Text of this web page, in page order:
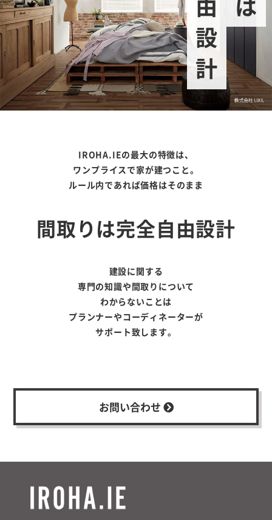
IROHA.IEの最大の特徴は、
ワンプライスで家が建つこと。
ルール内であれば価格はそのまま
間取りは完全自由設計
建設に関する
専門の知識や間取りについて
わからないことは
プランナーやコーディネーターが
サポート致します。
お問い合わせ